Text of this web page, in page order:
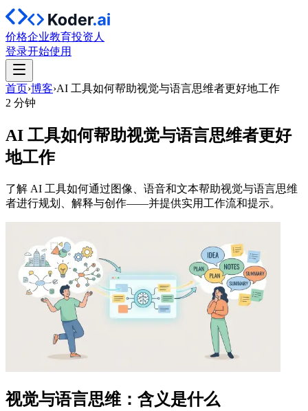
价格企业教育投资人
登录开始使用
首页›博客›AI 工具如何帮助视觉与语言思维者更好地工作
2 分钟
AI 工具如何帮助视觉与语言思维者更好
地工作
了解 AI 工具如何通过图像、语音和文本帮助视觉与语言思维
者进行规划、解释与创作——并提供实用工作流和提示。
视觉与语言思维：含义是什么